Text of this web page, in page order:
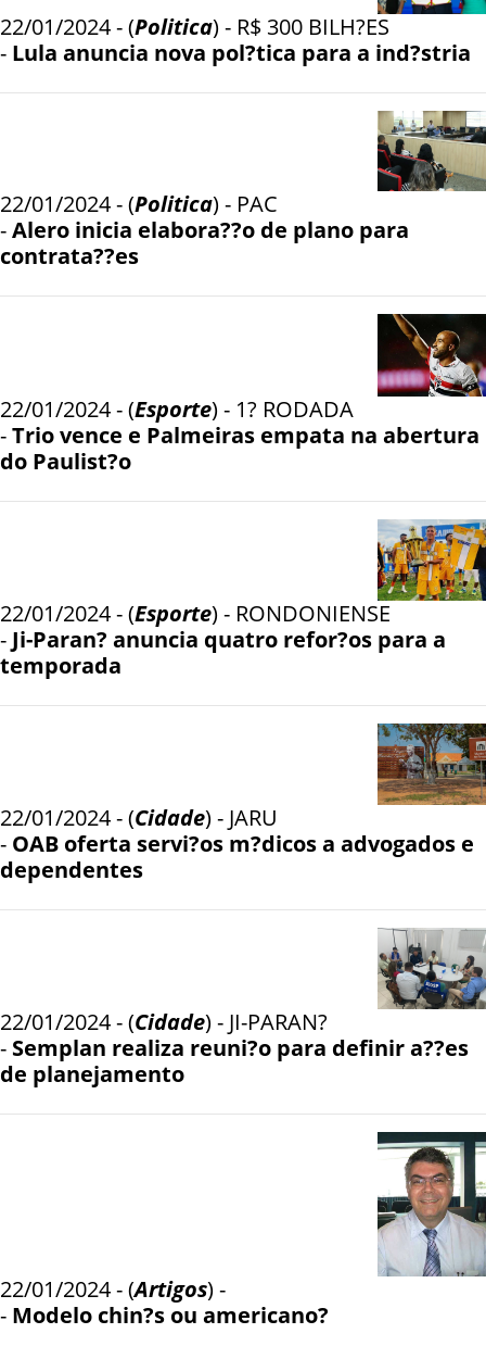
22/01/2024 - (Politica) - R$ 300 BILH?ES
- Lula anuncia nova pol?tica para a ind?stria
22/01/2024 - (Politica) - PAC
-Alero inicia elabora??o de plano para
contrata??es
22/01/2024 - (Esporte) - 1? RODADA
-Trio vence e Palmeiras empata na abertura
do Paulist?o
22/01/2024 - (Esporte) - RONDONIENSE
- Ji-Paran? anuncia quatro refor?os para a
temporada
22/01/2024 - (Cidade) - JARU
- OAB oferta servi?os m?dicos a advogados e
dependentes
22/01/2024 - (Cidade) - JI-PARAN?
- Semplan realiza reuni?o para definir a??es
de planejamento
22/01/2024 - (Artigos) -
- Modelo chin?s ou americano?